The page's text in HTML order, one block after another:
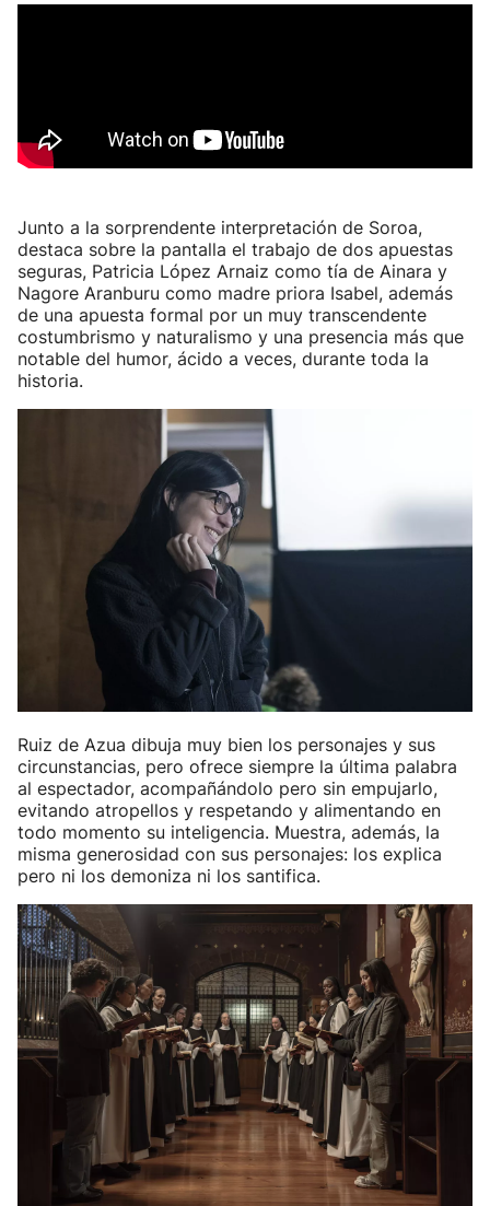
Junto a la sorprendente interpretación de Soroa,
destaca sobre la pantalla el trabajo de dos apuestas
seguras, Patricia López Arnaiz como tía de Ainara y
Nagore Aranburu como madre priora Isabel, además
de una apuesta formal por un muy transcendente
costumbrismo y naturalismo y una presencia más que
notable del humor, ácido a veces, durante toda la
historia.
Ruiz de Azua dibuja muy bien los personajes y sus
circunstancias, pero ofrece siempre la última palabra
al espectador, acompañándolo pero sin empujarlo,
evitando atropellos y respetando y alimentando en
todo momento su inteligencia. Muestra, además, la
misma generosidad con sus personajes: los explica
pero ni los demoniza ni los santifica.